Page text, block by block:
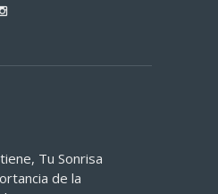
Tu Sonrisa
de la